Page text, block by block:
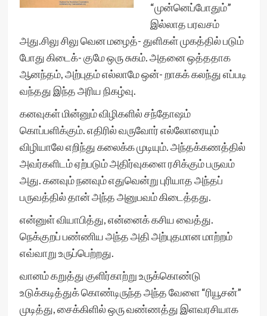
“முன்னெப்போதும்”
இல்லாத பரவசம்
அது.சிலு சிலு வென மழைத்- துளிகள் முகத்தில் படும்
போது கிடைக்- குமே ஒரு சுகம். அதனை ஒத்ததாக
ஆனந்தம், அற்புதம் எல்லாமே ஒன்- றாகக் கலந்து எப்படி
வந்தது இந்த அரிய நிகழ்வு.
கனவுகள் மின்னும் விழிகளில் சந்தோஷம்
கொப்பளிக்கும். எதிரில் வருவோர் எல்லோரையும்
விழியாலே எறிந்து கலைக்க முடியும். அந்தக்கணத்தில்
அவர்களிடம் ஏற்படும் அதிர்வுகளை ரசிக்கும் பருவம்
அது. கனவும் நனவும் எதுவென்று புரியாத அந்தப்
பருவத்தில் தான் அந்த அனுபவம் கிடைத்தது.
என்னுள் வியாபித்து, என்னைக் கசிய வைத்து.
நெக்குறப் பண்ணிய அந்த அதி அற்புதமான மாற்றம்
எவ்வாறு உருப்பெற்றது.
வானம் கறுத்து குளிர்காற்று உருக்கொண்டு
உடுக்கடித்துக் கொண்டிருந்த அந்த வேளை “ரியூசன்”
முடித்து, சைக்கிளில் ஒரு வண்ணத்து இளவரசியாக